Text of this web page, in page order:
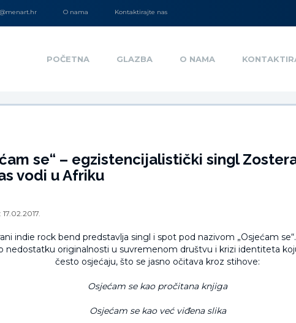
O nama Kontaktirajte nas
POČETNA GLAZBA O NAMA
se“ – egzistencijalistički singl
vodi u Afriku
17.02.2017.
indie rock bend predstavlja singl i spot pod nazivom „Osjećam
nedostatku originalnosti u suvremenom društvu i krizi identiteta
često osjećaju, što se jasno očitava kroz stihove:
Osjećam se kao pročitana knjiga
Osjećam se kao već viđena slika